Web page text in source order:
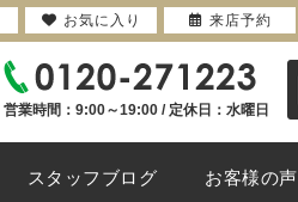
営業時間：9:00～19:00 / 定休日：水曜日
スタッフブログ お客様の声
お気に入り 来店予約